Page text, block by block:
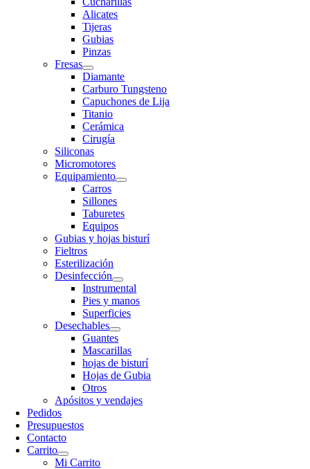
Alicates
Tijeras
Gubias
Pinzas
Fresas
Diamante
Carburo Tungsteno
Capuchones de Lija
Titanio
Cerámica
Cirugía
Siliconas
Micromotores
Equipamiento
Carros
Sillones
Taburetes
Equipos
Gubias y hojas bisturí
Fieltros
Esterilización
Desinfección
Instrumental
Pies y manos
Superficies
Desechables
Guantes
Mascarillas
hojas de bisturí
Hojas de Gubia
Otros
Apósitos y vendajes
Pedidos
Presupuestos
Contacto
Carrito
Mi Carrito